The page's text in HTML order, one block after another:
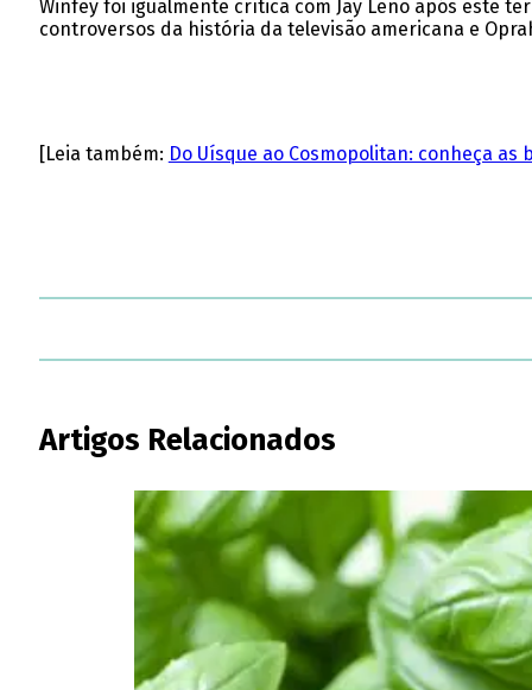
Winfey foi igualmente crítica com Jay Leno após este
controversos da história da televisão americana e
[Leia também: Do Uísque ao Cosmopolitan: conheça
Artigos Relacionados